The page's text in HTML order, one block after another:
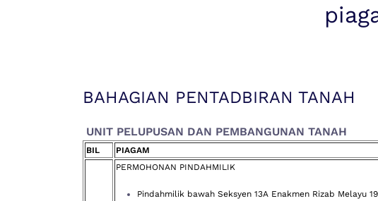
BAHAGIAN PENTADBIRAN TANAH
UNIT PELUPUSAN DAN PEMBANGUNAN TANAH
BIL PIAGAM
PERMOHONAN PINDAHMILIK
Pindahmilik bawah Seksyen 13A Enakmen Rizab Melayu